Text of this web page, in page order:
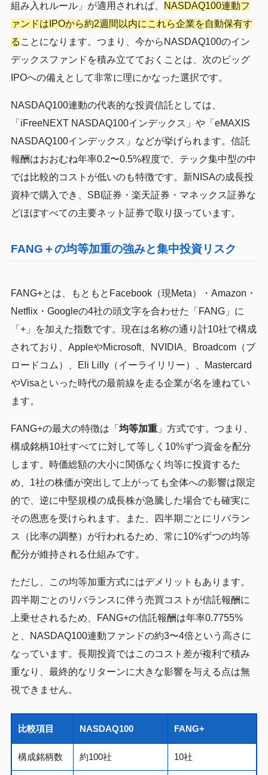
組み入れルール」が適用されれば、
NASDAQ100連動フ
ァンドはIPOから約2週間以内にこれら企業を自動保有す
る ことになります。つまり、今からNASDAQ100のイン
デックスファンドを積み立てておくことは、次のビッグ
IPOへの備えとして非常に理にかなった選択です。
NASDAQ100連動の代表的な投資信託としては、
「iFreeNEXT NASDAQ100インデックス」や「eMAXIS
NASDAQ100インデックス」などが挙げられます。信託
報酬はおおむね年率0.2〜0.5%程度で、テック集中型の中
では比較的コストが低いのも特徴です。新NISAの成長投
資枠で購入でき、SBI証券・楽天証券・マネックス証券な
どほぼすべての主要ネット証券で取り扱っています。
FANG＋の均等加重の強みと集中投資リスク
FANG+とは、もともとFacebook（現Meta）・Amazon・
Netflix・Googleの4社の頭文字を合わせた「FANG」に
「+」を加えた指数です。現在は名称の通り計10社で構成
されており、AppleやMicrosoft、NVIDIA、Broadcom（ブ
ロードコム）、Eli Lilly（イーライリリー）、Mastercard
やVisaといった時代の最前線を走る企業が名を連ねてい
ます。
FANG+の最大の特徴は「 均等加重」方式です。つまり、
構成銘柄10社すべてに対して等しく10%ずつ資金を配分
します。時価総額の大小に関係なく均等に投資するた
め、1社の株価が突出して上がっても全体への影響は限定
的で、逆に中堅規模の成長株が急騰した場合でも確実に
その恩恵を受けられます。また、四半期ごとにリバラン
ス（比率の調整）が行われるため、常に10%ずつの均等
配分が維持される仕組みです。
ただし、この均等加重方式にはデメリットもあります。
四半期ごとのリバランスに伴う売買コストが信託報酬に
上乗せされるため、FANG+の信託報酬は年率0.7755%
と、NASDAQ100連動ファンドの約3〜4倍という高さに
なっています。長期投資ではこのコスト差が複利で積み
重なり、最終的なリターンに大きな影響を与える点は無
視できません。
比較項目 NASDAQ100 FANG+
構成銘柄数 約100社 10社